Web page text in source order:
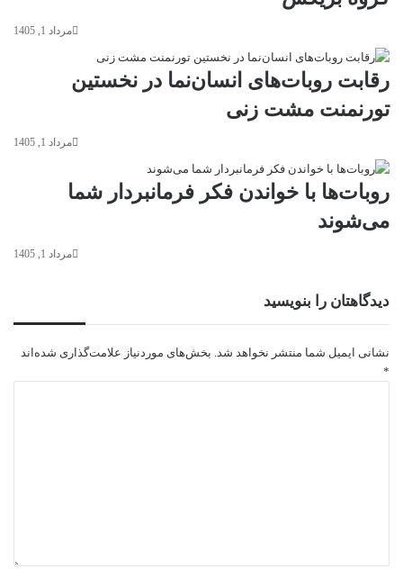
مرداد 1, 1405
رقابت روبات‌های انسان‌نما در نخستین
تورنمنت مشت زنی
مرداد 1, 1405
روبات‌ها با خواندن فکر فرمانبردار شما
می‌شوند
مرداد 1, 1405
دیدگاهتان را بنویسید
نشانی ایمیل شما منتشر نخواهد شد. بخش‌های موردنیاز علامت‌گذاری شده‌اند
*